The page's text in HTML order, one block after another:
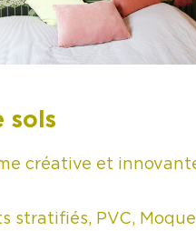
sols
créative et
stratifiés, PVC,